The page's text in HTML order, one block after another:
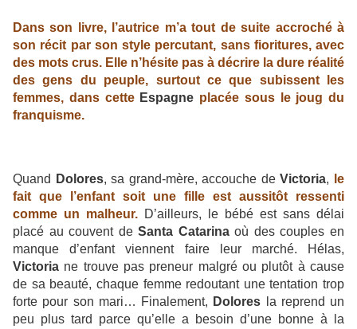
Dans son livre, l’autrice m’a tout de suite accroché à
son récit par son style percutant, sans fioritures, avec
des mots crus. Elle n’hésite pas à décrire la dure réalité
des gens du peuple, surtout ce que subissent les
femmes, dans cette Espagne placée sous le joug du
franquisme.
Quand Dolores, sa grand-mère, accouche deVictoria, le
fait que l’enfant soit une fille est aussitôt ressenti
comme un malheur. D’ailleurs, le bébé est sans délai
placé au couvent deSanta Catarinaoù des couples en
manque d’enfant viennent faire leur marché. Hélas,
Victoria ne trouve pas preneur malgré ou plutôt à cause
de sa beauté, chaque femme redoutant une tentation trop
forte pour son mari… Finalement, Dolores la reprend un
peu plus tard parce qu’elle a besoin d’une bonne à la